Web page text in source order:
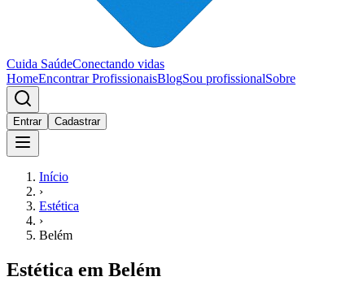
Cuida SaúdeConectando vidas
HomeEncontrar ProfissionaisBlogSou profissionalSobre
Entrar Cadastrar
Início
›
Estética
›
Belém
Estética em Belém